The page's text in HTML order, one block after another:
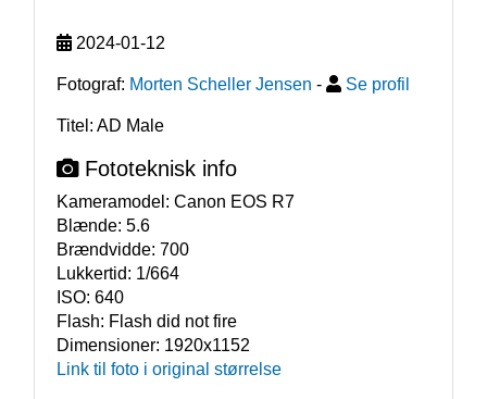
2024-01-12
Fotograf: Morten Scheller Jensen - Se profil
Titel: AD Male
Fototeknisk info
Kameramodel: Canon EOS R7
Blænde: 5.6
Brændvidde: 700
Lukkertid: 1/664
ISO: 640
Flash: Flash did not fire
Dimensioner: 1920x1152
Link til foto i original størrelse